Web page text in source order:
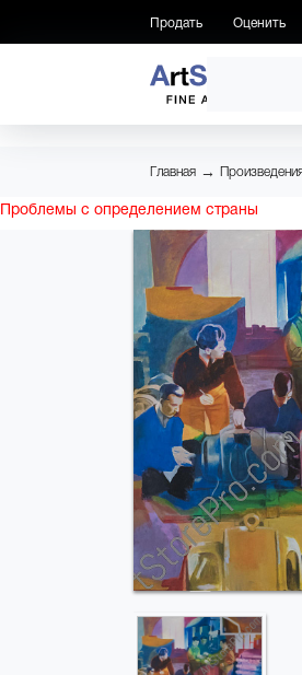
Продать Оценить
Главная →
Проблемы с определением страны